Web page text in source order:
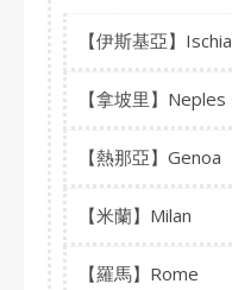
【伊斯基亞】Ischia
【拿坡里】Neples
【熱那亞】Genoa
【米蘭】Milan
【羅馬】Rome